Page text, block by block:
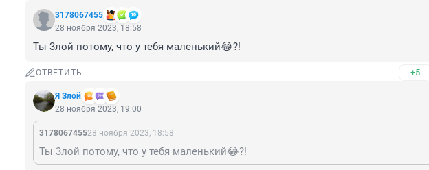
3178067455
28 ноября 2023, 18:58
Ты 3лой потому, что у тебя маленький😂?!
ОТВЕТИТЬ +5
Я Злой
28 ноября 2023, 19:00
317806745528 ноября 2023, 18:58
Ты 3лой потому, что у тебя маленький😂?!